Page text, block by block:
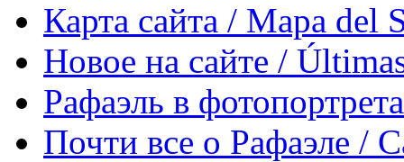
Карта сайта / Mapa del
Новое на сайте /
Рафаэль в
Почти все о Рафаэле /